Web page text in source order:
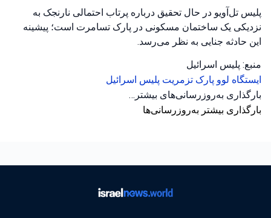
پلیس تل‌آویو در حال تحقیق درباره پرتاب احتمالی نارنجک به
نزدیکی یک ساختمان مسکونی در پارک تسامرت است؛ پیشینه
این حادثه جنایی به نظر می‌رسد.
منبع: پلیس اسرائیل
ایستگاه لوو پارک تزمریت پلیس اسرائیل
بارگذاری به‌روزرسانی‌های بیشتر…
بارگذاری بیشتر به‌روزرسانی‌ها